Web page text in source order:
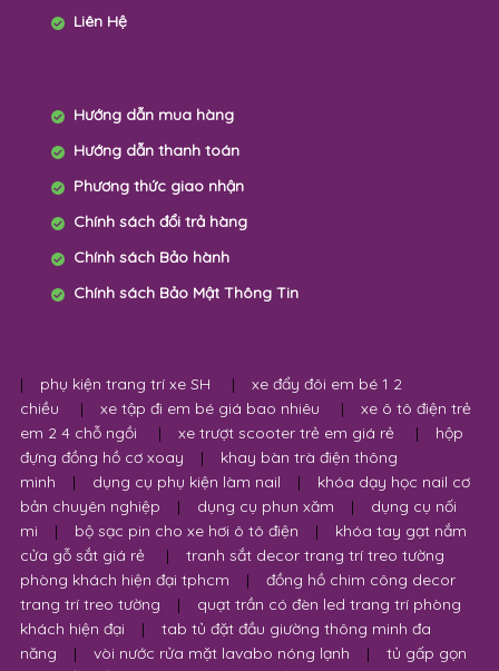
Liên Hệ
Hướng dẫn mua hàng
Hướng dẫn thanh toán
Phương thức giao nhận
Chính sách đổi trả hàng
Chính sách Bảo hành
Chính sách Bảo Mật Thông Tin
| phụ kiện trang trí xe SH |
xe đẩy đôi em bé 1 2
chiều
| xe tập đi em bé giá bao nhiêu |
xe ô tô điện trẻ
em 2 4 chỗ ngồi
| xe trượt scooter trẻ em giá rẻ |
hộp
đựng đồng hồ cơ xoay
|
khay bàn trà điện thông
minh
| dụng cụ phụ kiện làm nail |
khóa dạy học nail cơ
bản chuyên nghiệp
| dụng cụ phun xăm |
dụng cụ nối
mi
| bộ sạc pin cho xe hơi ô tô điện |
khóa tay gạt nắm
cửa gỗ sắt giá rẻ
|
tranh sắt decor trang trí treo tường
phòng khách hiện đại tphcm
|
đồng hồ chim công decor
trang trí treo tường
|
quạt trần có đèn led trang trí phòng
khách hiện đại
|
tab tủ đặt đầu giường thông minh đa
năng
| vòi nước rửa mặt lavabo nóng lạnh |
tủ gấp gọn